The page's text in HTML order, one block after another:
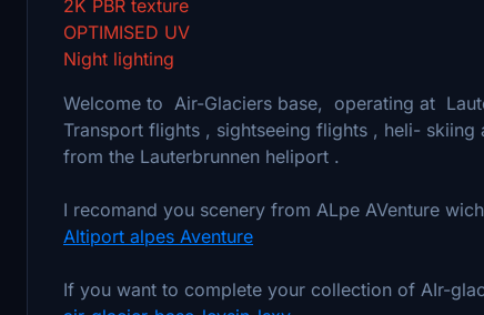
2K PBR texture
OPTIMISED UV
Night lighting
Welcome to Air-Glaciers base, operating at
Transport flights , sightseeing flights , heli-
from the Lauterbrunnen heliport .
I recomand you scenery from ALpe AVenture
Altiport alpes Aventure
If you want to complete your collection of AIr-